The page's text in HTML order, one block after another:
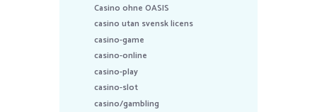
Casino ohne OASIS
casino utan svensk licens
casino-game
casino-online
casino-play
casino-slot
casino/gambling